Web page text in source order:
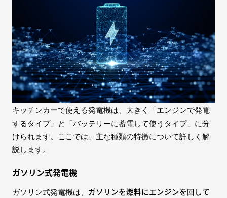
キッチンカーで使える発電機は、大きく「エンジンで発電
するタイプ」と「バッテリーに蓄電して使うタイプ」に分
けられます。ここでは、主な種類の特徴について詳しく解
説します。
ガソリン式発電機
ガソリン式発電機は、 ガソリンを燃料にエンジンを回して